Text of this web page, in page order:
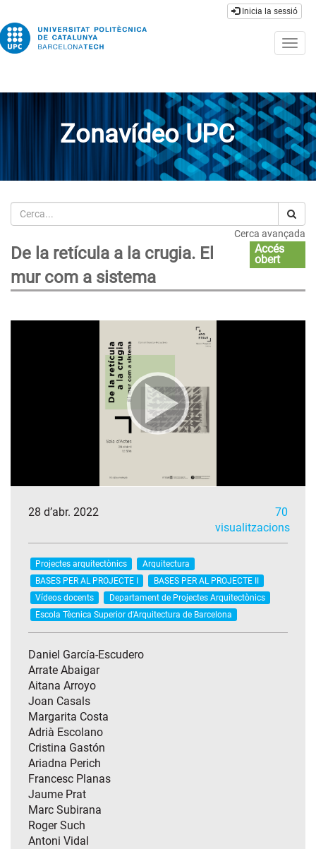
Inicia la sessió
Zonavídeo UPC
Cerca
Cerca avançada
De la retícula a la crugia. El
mur com a sistema
Accés
obert
28 d’abr. 2022
70
visualitzacions
Projectes arquitectònics
Arquitectura
BASES PER AL PROJECTE I
BASES PER AL PROJECTE II
Vídeos docents
Departament de Projectes Arquitectònics
Escola Tècnica Superior d'Arquitectura de Barcelona
Daniel García-Escudero
Arrate Abaigar
Aitana Arroyo
Joan Casals
Margarita Costa
Adrià Escolano
Cristina Gastón
Ariadna Perich
Francesc Planas
Jaume Prat
Marc Subirana
Roger Such
Antoni Vidal